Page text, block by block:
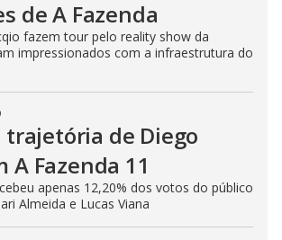
de A Fazenda
fazem tour pelo reality show da
impressionados com a infraestrutura do
trajetória de Diego
A Fazenda 11
apenas 12,20% dos votos do público
Almeida e Lucas Viana